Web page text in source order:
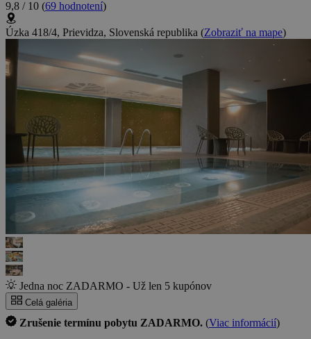
9,8 / 10 (69 hodnotení)
Úzka 418/4, Prievidza, Slovenská republika (Zobraziť na mape)
Jedna noc ZADARMO - Už len 5 kupónov
Celá galéria
Zrušenie termínu pobytu ZADARMO. (Viac informácií)